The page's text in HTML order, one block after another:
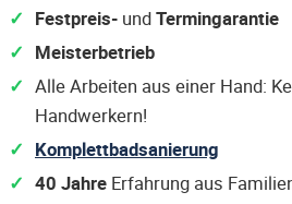
Festpreis- undTermingarantie
Meisterbetrieb
Alle Arbeiten aus einer Hand:
Handwerkern!
Komplettbadsanierung
40 Jahre Erfahrung aus